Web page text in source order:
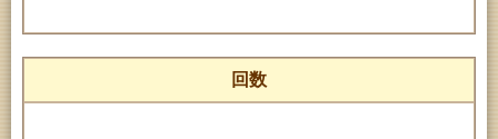
回数